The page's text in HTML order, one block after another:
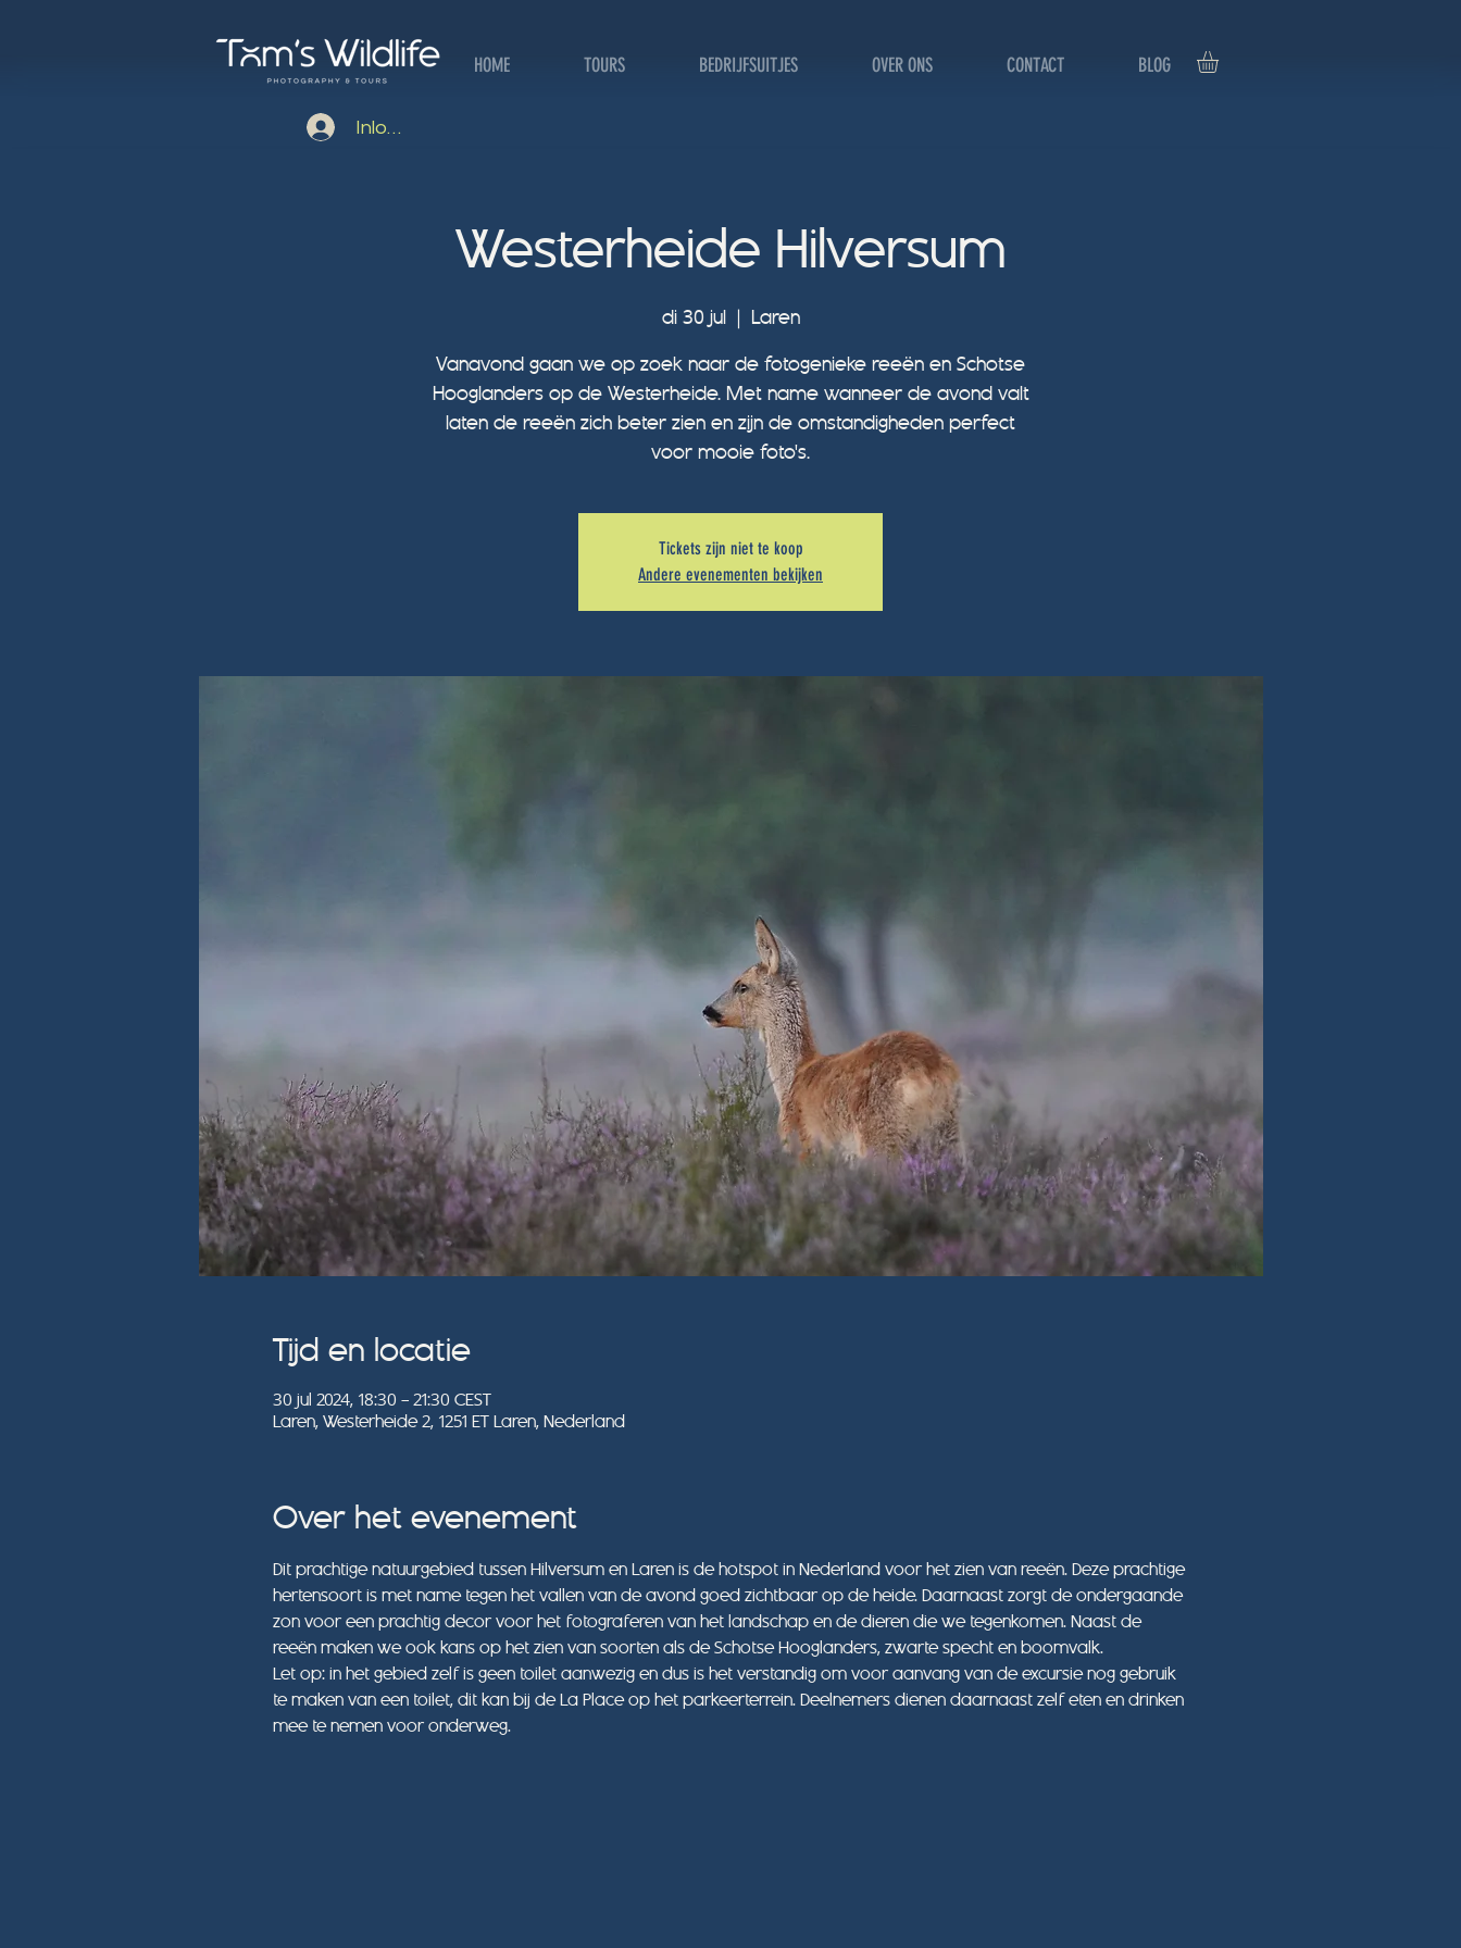
HOME TOURS BEDRIJFSUITJES OVER ONS CONTACT BLOG
Inloggen
Westerheide Hilversum
di 30 jul
  |
Laren
Vanavond gaan we op zoek naar de fotogenieke reeën en Schotse
Hooglanders op de Westerheide. Met name wanneer de avond valt
laten de reeën zich beter zien en zijn de omstandigheden perfect
voor mooie foto's.
Tickets zijn niet te koop
Andere evenementen bekijken
Tijd en locatie
30 jul 2024, 18:30 – 21:30 CEST
Laren, Westerheide 2, 1251 ET Laren, Nederland
Over het evenement
Dit prachtige natuurgebied tussen Hilversum en Laren is de hotspot in Nederland voor het zien van reeën. Deze prachtige
hertensoort is met name tegen het vallen van de avond goed zichtbaar op de heide. Daarnaast zorgt de ondergaande
zon voor een prachtig decor voor het fotograferen van het landschap en de dieren die we tegenkomen. Naast de
reeën maken we ook kans op het zien van soorten als de Schotse Hooglanders, zwarte specht en boomvalk.
Let op: in het gebied zelf is geen toilet aanwezig en dus is het verstandig om voor aanvang van de excursie nog gebruik
te maken van een toilet, dit kan bij de La Place op het parkeerterrein. Deelnemers dienen daarnaast zelf eten en drinken
mee te nemen voor onderweg.